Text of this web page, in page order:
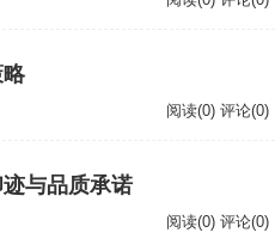
阅读(0) 评论(0)
与品质承诺
阅读(0) 评论(0)